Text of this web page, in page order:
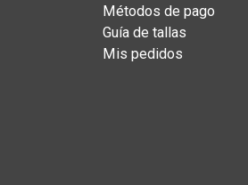
Métodos de pago
Guía de tallas
Mis pedidos